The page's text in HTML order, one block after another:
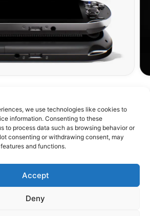
we use technologies like cookies to
information. Consenting to these
to process data such as browsing behavior or
consenting or withdrawing consent, may
and functions.
Accept
Deny